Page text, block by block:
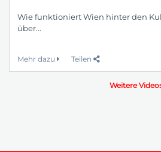
Wie funktioniert Wien hinter den
über...
Mehr dazu Teilen
Weitere